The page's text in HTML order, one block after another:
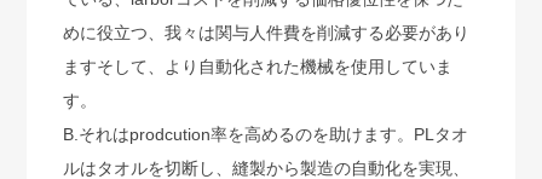
めに役立つ、我々は関与人件費を削減する必要があり
ますそして、より自動化された機械を使用していま
す。
B.それはprodcution率を高めるのを助けます。PLタオ
ルはタオルを切断し、縫製から製造の自動化を実現、